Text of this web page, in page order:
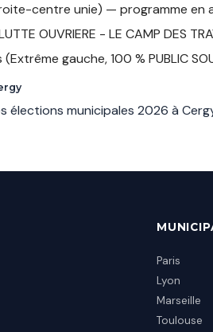
centre unie) — programme en
OUVRIERE - LE CAMP DES
(Extrême gauche, 100 % PUBLIC
municipales 2026 à
Paris
Lyon
Marseille
Toulouse